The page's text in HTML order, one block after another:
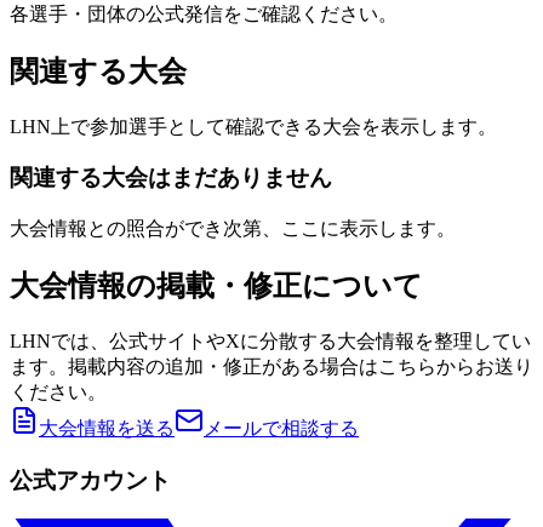
各選手・団体の公式発信をご確認ください。
関連する大会
LHN上で参加選手として確認できる大会を表示します。
関連する大会はまだありません
大会情報との照合ができ次第、ここに表示します。
大会情報の掲載・修正について
LHNでは、公式サイトやXに分散する大会情報を整理してい
ます。掲載内容の追加・修正がある場合はこちらからお送り
ください。
大会情報を送る
メールで相談する
公式アカウント